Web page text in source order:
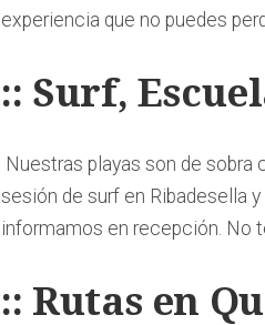
experiencia que no puedes
:: Surf,
Nuestras playas son de sobra
sesión de surf en Ribadesella
informamos en recepción. No
:: Rutas en